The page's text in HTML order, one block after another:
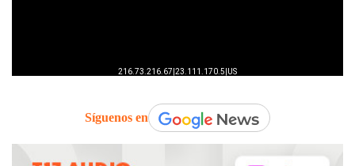
Síguenos en